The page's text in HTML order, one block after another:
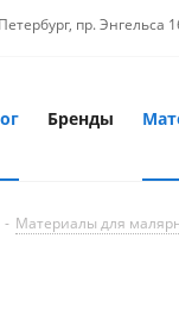
пр. Энгельса
Бренды
- Материалы для